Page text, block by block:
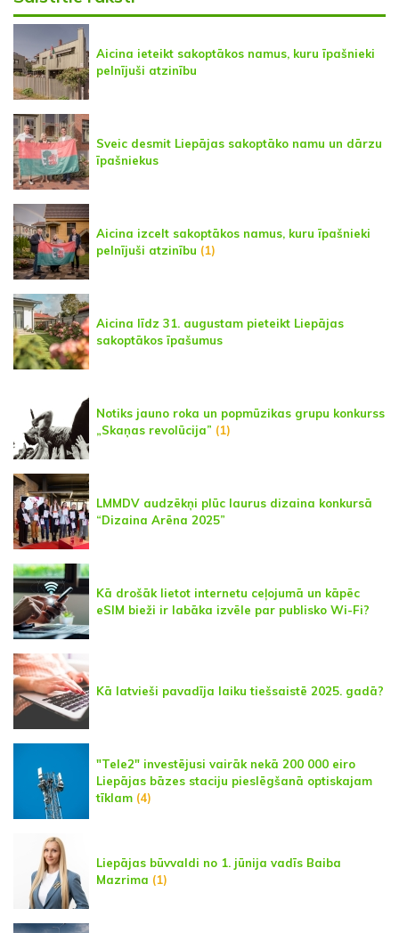
Aicina ieteikt sakoptākos namus, kuru īpašnieki
pelnījuši atzinību
Sveic desmit Liepājas sakoptāko namu un dārzu
īpašniekus
Aicina izcelt sakoptākos namus, kuru īpašnieki
pelnījuši atzinību (1)
Aicina līdz 31. augustam pieteikt Liepājas
sakoptākos īpašumus
Notiks jauno roka un popmūzikas grupu konkurss
„Skaņas revolūcija” (1)
LMMDV audzēkņi plūc laurus dizaina konkursā
“Dizaina Arēna 2025”
Kā drošāk lietot internetu ceļojumā un kāpēc
eSIM bieži ir labāka izvēle par publisko Wi-Fi?
Kā latvieši pavadīja laiku tiešsaistē 2025. gadā?
"Tele2" investējusi vairāk nekā 200 000 eiro
Liepājas bāzes staciju pieslēgšanā optiskajam
tīklam (4)
Liepājas būvvaldi no 1. jūnija vadīs Baiba
Mazrima (1)